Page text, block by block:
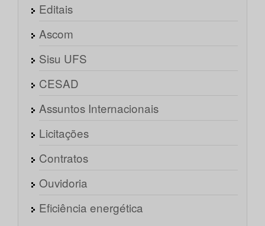
Editais
Ascom
Sisu UFS
CESAD
Assuntos Internacionais
Licitações
Contratos
Ouvidoria
Eficiência energética